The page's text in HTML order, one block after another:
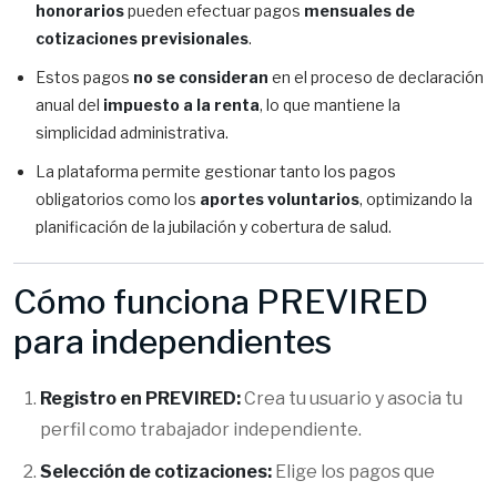
honorariospueden efectuar pagos mensuales de
cotizaciones previsionales.
Estos pagos no se consideran en el proceso de declaración
anual del impuesto a la renta, lo que mantiene la
simplicidad administrativa.
La plataforma permite gestionar tanto los pagos
obligatorios como los aportes voluntarios, optimizando la
planificación de la jubilación y cobertura de salud.
Cómo funciona PREVIRED
para independientes
Registro en PREVIRED:Crea tu usuario y asocia tu
perfil como trabajador independiente.
Selección de cotizaciones: Elige los pagos que